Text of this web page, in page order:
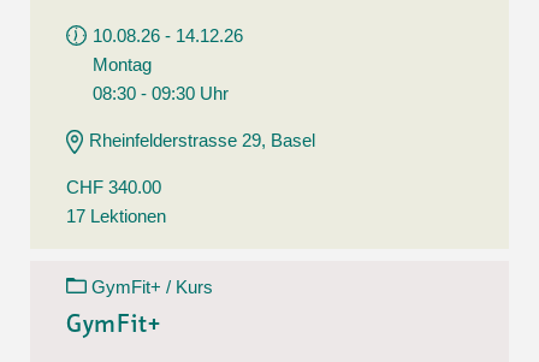
10.08.26 - 14.12.26
Montag
08:30 - 09:30 Uhr
Rheinfelderstrasse 29, Basel
CHF 340.00
17 Lektionen
GymFit+ / Kurs
GymFit+